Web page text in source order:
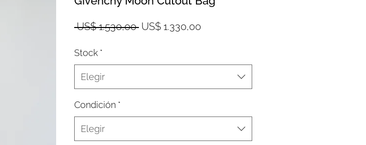
US$ 1.530,00 Precio
US$ 1.330,00
Stock *
Elegir
Condición *
Elegir